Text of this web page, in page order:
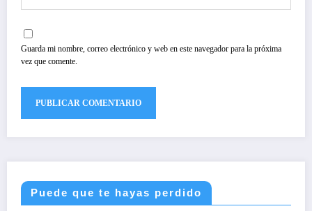
Guarda mi nombre, correo electrónico y web en este navegador para la próxima
vez que comente.
Puede que te hayas perdido